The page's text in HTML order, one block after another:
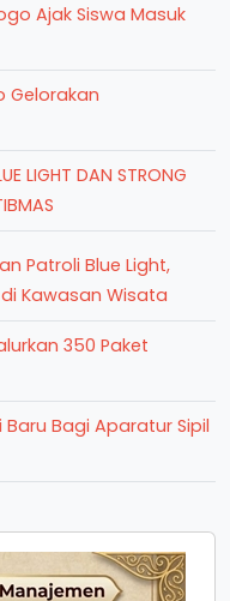
Ajak Siswa Masuk
Gelorakan
LIGHT DAN STRONG
Patroli Blue Light,
Kawasan Wisata
350 Paket
Baru Bagi Aparatur Sipil